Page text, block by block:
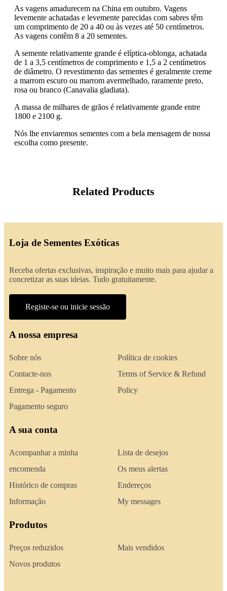
As vagens amadurecem na China em outubro. Vagens
levemente achatadas e levemente parecidas com sabres têm
um comprimento de 20 a 40 ou às vezes até 50 centímetros.
As vagens contêm 8 a 20 sementes.
A semente relativamente grande é elíptica-oblonga, achatada
de 1 a 3,5 centímetros de comprimento e 1,5 a 2 centímetros
de diâmetro. O revestimento das sementes é geralmente creme
a marrom escuro ou marrom avermelhado, raramente preto,
rosa ou branco (Canavalia gladiata).
A massa de milhares de grãos é relativamente grande entre
1800 e 2100 g.
Nós lhe enviaremos sementes com a bela mensagem de nossa
escolha como presente.
Related Products
Loja de Sementes Exóticas
Receba ofertas exclusivas, inspiração e muito mais para ajudar a
concretizar as suas ideias. Tudo gratuitamente.
Registe-se ou inicie sessão
A nossa empresa
Sobre nós
Contacte-nos
Entrega - Pagamento
Pagamento seguro
Política de cookies
Terms of Service & Refund
Policy
A sua conta
Acompanhar a minha
encomenda
Histórico de compras
Informação
Lista de desejos
Os meus alertas
Endereços
My messages
Produtos
Preços reduzidos
Novos produtos
Mais vendidos